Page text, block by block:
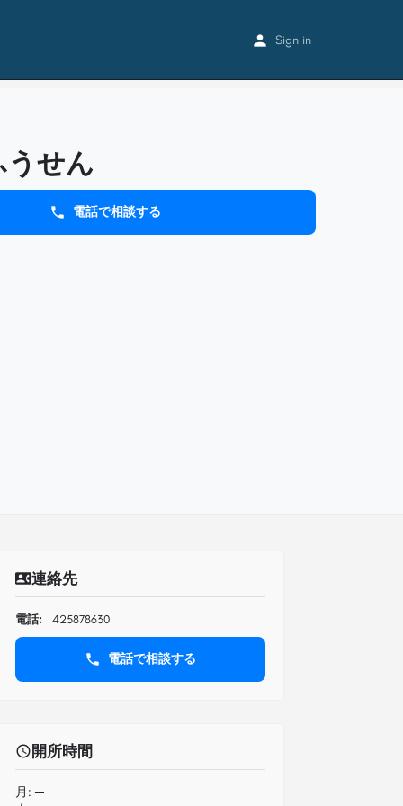
Sign in
Listings 工房夢ふうせん
うせん
電話で相談する
連絡先
電話: 425878630
電話で相談する
開所時間
月: ─